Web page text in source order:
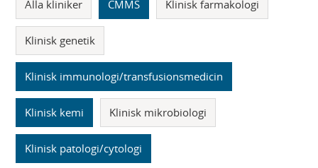
Alla kliniker CMMS Klinisk farmakologi
Klinisk genetik
Klinisk immunologi/transfusionsmedicin
Klinisk kemi Klinisk mikrobiologi
Klinisk patologi/cytologi